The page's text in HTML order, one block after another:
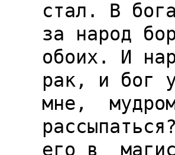
стал. В
за народ
обоих. И
рак, и бог
мне,
его в